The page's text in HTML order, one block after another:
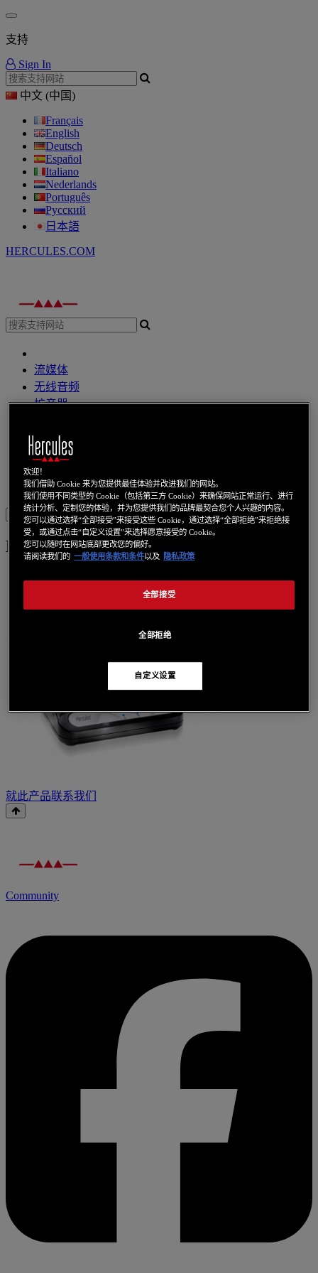
支持
Sign In
中文 (中国)
Français
English
Deutsch
Español
Italiano
Nederlands
Português
Русский
日本語
HERCULES.COM
流媒体
无线音频
扩音器
DJ 耳機
DJ 扩音器
其他
網路攝像頭 音效卡 无线上网 电力线通信 上网本 視訊卡
Sign in
HWNAP-300
就此产品联系我们
Community
欢迎！
我们借助 Cookie 来为您提供最佳体验并改进我们的网站。
我们使用不同类型的 Cookie（包括第三方 Cookie）来确保网站正常运行、进行
统计分析、定制您的体验，并为您提供我们的品牌最契合您个人兴趣的内容。
您可以通过选择“全部接受”来接受这些 Cookie，通过选择“全部拒绝”来拒绝接
受，或通过点击“自定义设置”来选择愿意接受的 Cookie。
您可以随时在网站底部更改您的偏好。
请阅读我们的 一般使用条款和条件以及 隐私政策
全部拒绝
全部接受
自定义设置